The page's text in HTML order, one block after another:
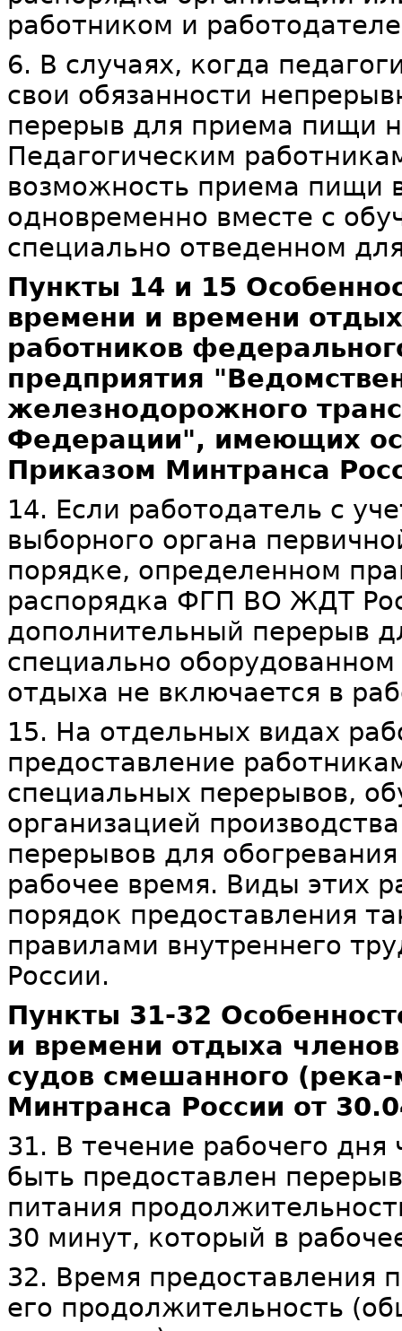
работником и
6. В случаях, когда
свои обязанности
перерыв для приема пищи
Педагогическим
возможность приема пищи
одновременно вместе с
специально отведенном
Пункты 14 и 15
времени и времени
работников
предприятия
железнодорожного
Федерации", имеющих
Приказом Минтранса
14. Если работодатель с
выборного органа
порядке, определенном
распорядка ФГП ВО ЖДТ
дополнительный перерыв
специально
отдыха не включается в
15. На отдельных видах
предоставление
специальных перерывов,
организацией
перерывов для
рабочее время. Виды этих
порядок предоставления
правилами внутреннего
России.
Пункты 31-32
и времени отдыха
судов смешанного
Минтранса России от
31. В течение рабочего
быть предоставлен
питания
30 минут, который в
32. Время предоставления
его продолжительность